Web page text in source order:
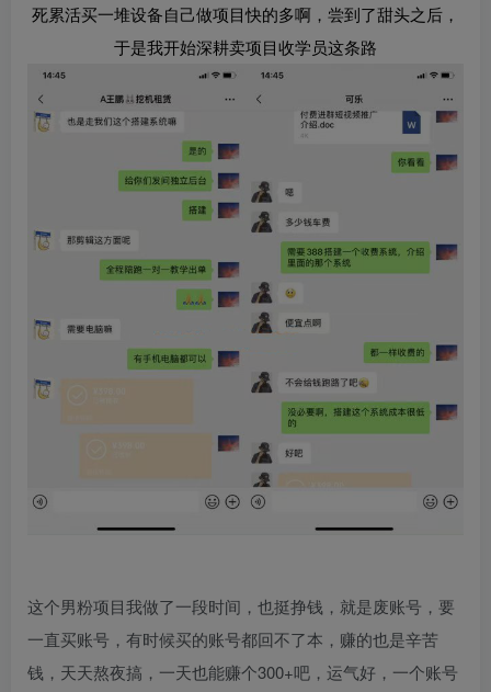
死累活买一堆设备自己做项目快的多啊，尝到了甜头之后，
于是我开始深耕卖项目收学员这条路
这个男粉项目我做了一段时间，也挺挣钱，就是废账号，要
一直买账号，有时候买的账号都回不了本，赚的也是辛苦
钱，天天熬夜搞，一天也能赚个300+吧，运气好，一个账号